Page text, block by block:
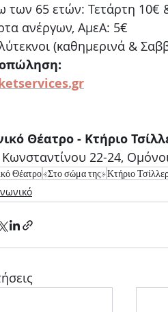
των 65 ετών: Τετάρτη 10€
ανέργων, ΑμεΑ: 5€
(καθημερινά &
Θέατρο - Κτήριο
22-24,
Θέατρο«Στο σώμα της»Κτήριο